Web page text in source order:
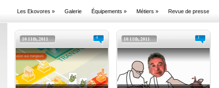
Les Ekovores » Galerie Équipements » Métiers » Revue de presse
4
10 11th, 2011 1
10 11th, 2011